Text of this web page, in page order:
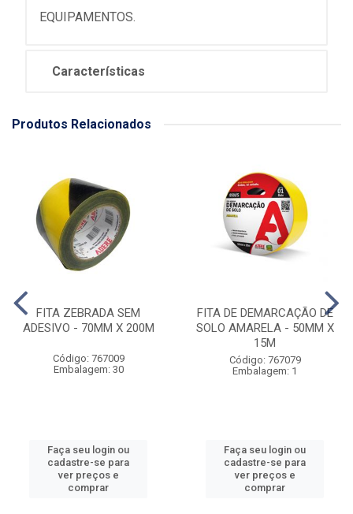
EQUIPAMENTOS.
Características
Produtos Relacionados
FITA ZEBRADA SEM
ADESIVO - 70MM X 200M
Código: 767009
Embalagem: 30
Faça seu login ou
cadastre-se para
ver preços e
comprar
FITA DE DEMARCAÇÃO DE
SOLO AMARELA - 50MM X
15M
Código: 767079
Embalagem: 1
Faça seu login ou
cadastre-se para
ver preços e
comprar